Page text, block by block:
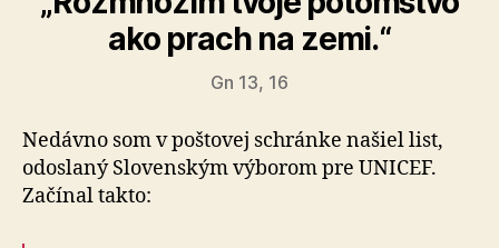
ako prach na zemi.“
Gn 13, 16
Nedávno som v poštovej schránke našiel list,
odoslaný Slovenským výborom pre UNICEF.
Začínal takto: